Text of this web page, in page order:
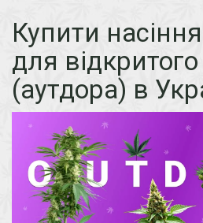
Купити
для відкритого
(аутдора) в